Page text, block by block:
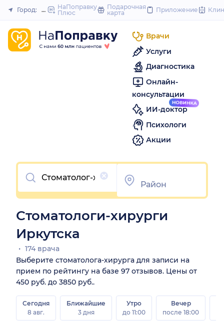
to
Закрыть
Город: ИркутскНаПоправку
Плюс
Подарочная
карта
Приложение
Врачи
Услуги
Диагностика
Онлайн-
консультации
ИИ-доктор
Психологи
Акции
Очистить
Стоматологи-хирурги
Иркутска
174 врача
Выберите стоматолога-хирурга для записи на
прием по рейтингу на базе 97 отзывов. Цены от
450 руб. до 3850 руб..
Сегодня
8 авг.
Ближайшие
3 дня
Утро
до 11:00
Вечер
после 18:00